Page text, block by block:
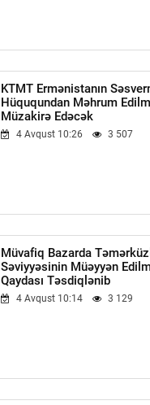
KTMT Ermənistanın
Hüququndan Məhrum
Müzakirə Edəcək
4 Avqust 10:26 3 507
Müvafiq Bazarda
Səviyyəsinin Müəyyən
Qaydası Təsdiqlənib
4 Avqust 10:14 3 129